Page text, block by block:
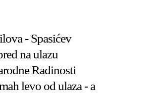
- Spasićev
na ulazu
Radinosti
levo od ulaza - a